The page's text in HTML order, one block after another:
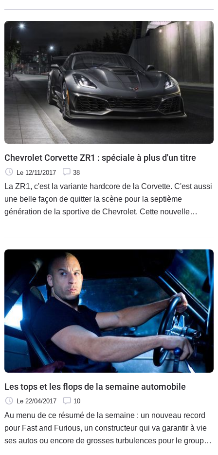
marque de tester deux ailerons différents avant de choisir
celui qui entrera en production ou de l’essai d’une version
route et d’une version piste ?
Chevrolet Corvette ZR1 : spéciale à plus d'un titre
Le 12/11/2017 38
La ZR1, c'est la variante hardcore de la Corvette. C'est aussi
une belle façon de quitter la scène pour la septième
génération de la sportive de Chevrolet. Cette nouvelle
Les tops et les flops de la semaine automobile
Le 22/04/2017 10
Au menu de ce résumé de la semaine : un nouveau record
pour Fast and Furious, un constructeur qui va garantir à vie
ses autos ou encore de grosses turbulences pour le groupe